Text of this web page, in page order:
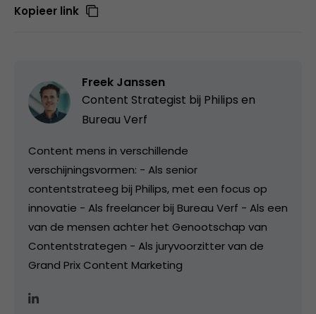
Kopieer link
Freek Janssen
Content Strategist bij Philips en
Bureau Verf
Content mens in verschillende
verschijningsvormen: - Als senior
contentstrateeg bij Philips, met een focus op
innovatie - Als freelancer bij Bureau Verf - Als een
van de mensen achter het Genootschap van
Contentstrategen - Als juryvoorzitter van de
Grand Prix Content Marketing